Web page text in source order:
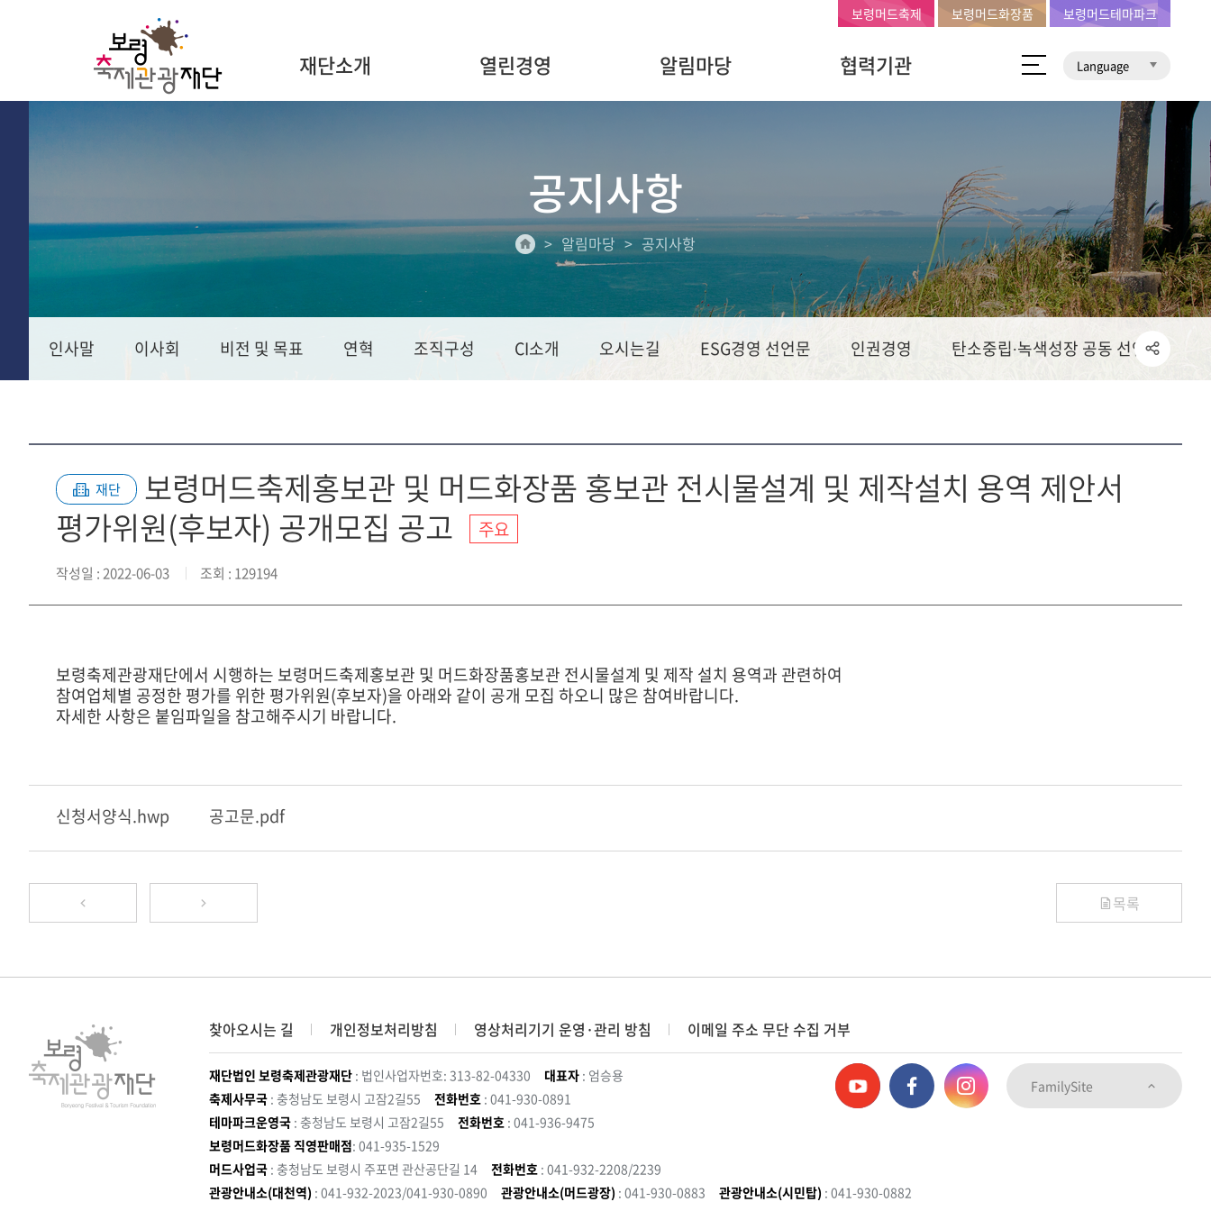
재단소개 열린경영 알림마당 협력기관 Language
보령머드축제 보령머드화장품 보령머드테마파크
공지사항
알림마당 공지사항
인사말 이사회 비전 및 목표 연혁 조직구성 CI소개 오시는길 ESG경영 선언문 인권경영 탄소중립∙녹색성장 공동 선언문
재단
보령머드축제홍보관 및 머드화장품 홍보관 전시물설계 및 제작설치 용역 제안서
평가위원(후보자) 공개모집 공고
주요
작성일 : 2022-06-03 조회 : 129194
보령축제관광재단에서 시행하는 보령머드축제홍보관 및 머드화장품홍보관 전시물설계 및 제작 설치 용역과 관련하여
참여업체별 공정한 평가를 위한 평가위원(후보자)을 아래와 같이 공개 모집 하오니 많은 참여바랍니다.
자세한 사항은 붙임파일을 참고해주시기 바랍니다.
신청서양식.hwp 공고문.pdf
목록
찾아오시는 길 개인정보처리방침 영상처리기기 운영·관리 방침 이메일 주소 무단 수집 거부
재단법인 보령축제관광재단 : 법인사업자번호: 313-82-04330 대표자 : 엄승용
축제사무국 : 충청남도 보령시 고잠2길55 전화번호 : 041-930-0891
테마파크운영국 : 충청남도 보령시 고잠2길55 전화번호 : 041-936-9475
보령머드화장품 직영판매점: 041-935-1529
머드사업국 : 충청남도 보령시 주포면 관산공단길 14 전화번호 : 041-932-2208/2239
관광안내소(대천역) : 041-932-2023/041-930-0890 관광안내소(머드광장) : 041-930-0883 관광안내소(시민탑) : 041-930-0882
FamilySite